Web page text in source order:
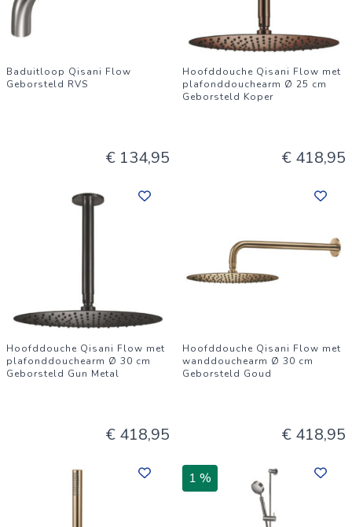
Baduitloop Qisani Flow
Geborsteld RVS
€ 134,95
Hoofddouche Qisani Flow met
plafonddouchearm Ø 25 cm
Geborsteld Koper
€ 418,95
Hoofddouche Qisani Flow met
plafonddouchearm Ø 30 cm
Geborsteld Gun Metal
€ 418,95
Hoofddouche Qisani Flow met
wanddouchearm Ø 30 cm
Geborsteld Goud
€ 418,95
1 %